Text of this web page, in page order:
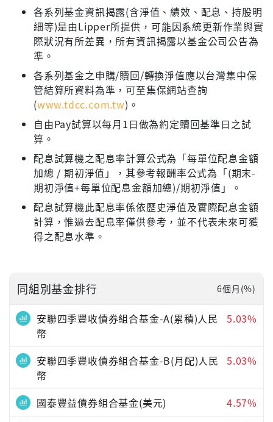
各系列基金資訊揭露(含淨值、績效、配息、持股明
細等)是由Lipper所提供，可能因系統更新作業與實
際狀況有所差異，所有資訊揭露以基金公司公告為
準。
各系列基金之申購/贖回/轉換淨值應以台灣集中保
管結算所資料為準，可至集保網站查詢
(www.tdcc.com.tw)。
自由Pay試算以每月1日做為約定贖回基準日之試
算。
配息試算機之配息率計算公式為「每單位配息金額
加總 / 期初淨值」，其參考報酬率公式為「(期末-
期初淨值+每單位配息金額加總)/期初淨值」。
配息試算機此配息率係依歷史淨值及實際配息金額
計算，惟過去配息率僅供參考，並不代表未來可獲
得之配息水準。
同組別基金排行 6個月(%)
安聯四季豐收債券組合基金-A(累積)人民
幣
5.03%
安聯四季豐收債券組合基金-B(月配)人民
幣
5.03%
國泰豐益債券組合基金(美元)
4.57%